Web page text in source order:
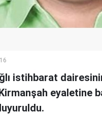
istihbarat
eyaletine